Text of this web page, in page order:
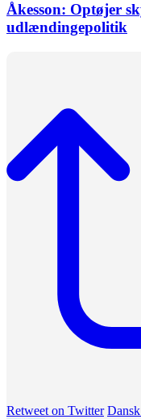
Åkesson: Optøjer
udlændingepolitik
Retweet on Twitter